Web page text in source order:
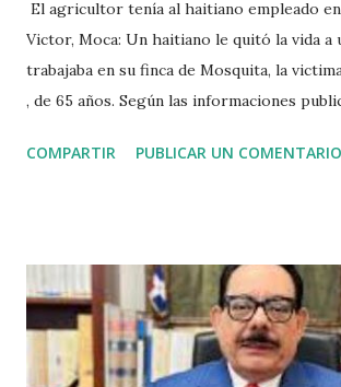
El agricultor tenía al haitiano empleado en
Victor, Moca: Un haitiano le quitó la vida a
trabajaba en su finca de Mosquita, la
, de 65 años. Según las informaciones
que el haitiano de inmediato se puso al
dinero, por lo que este a su vez se
momento oportuno para cometer el
según versiones el haitiano era adicto a
eso le pidió el dinero prestado. Las
COMPARTIR PUBLICAR UN COMENTARIO